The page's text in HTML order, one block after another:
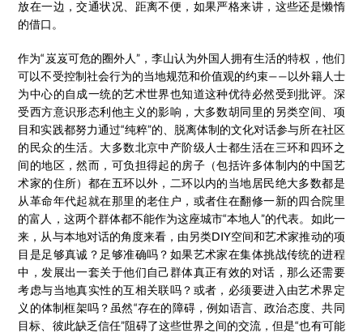
放在一边，交通状况、距离不便，如果严格来讲，这些还是懒惰
的借口。
作为“岌岌可危的圈外人”，李山认为外国人拥有生活的特权，他们
可以不受控制社会行为的当地规范和价值观的约束——以外籍人士
为中心的自成一统的艺术世界也知道这种优待必然受到批评。深
受西方意识形态利他主义的影响，大多数胡同里的另类空间、项
目和实践都努力通过“纯粹”的、脱离体制的文化对话参与所在社区
的民众的生活。大多数北京中产阶级人士都生活在三环和四环之
间的地区，然而，可负担得起的房子（包括许多体制内的中国艺
术家的住所）都在五环以外，二环以内的当地居民绝大多数都是
从革命年代起就在那里的老住户，或者住在翻修一新的四合院里
的富人，这两个群体都不能作为这座城市“本地人”的代表。如此一
来，从与本地对话的角度来看，由另类DIY空间和艺术家推动的项
目是足够真诚？足够准确吗？如果艺术家在集体挑战传统的进程
中，发展出一套关于他们自己群体真正有效的对话，那么还需要
考虑与当地真实性的互相关联吗？或者，必须要进入由艺术界定
义的体制框架吗？虽然“存在的障碍，例如语言、政治态度、共同
目标、彼此缺乏信任”阻碍了这些世界之间的交流，但是“也有可能